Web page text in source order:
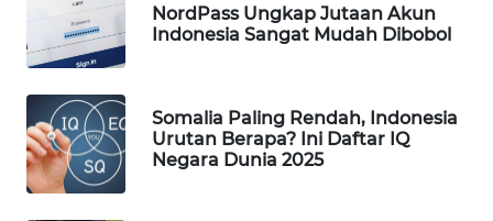
NordPass Ungkap Jutaan Akun
Indonesia Sangat Mudah Dibobol
Somalia Paling Rendah, Indonesia
Urutan Berapa? Ini Daftar IQ
Negara Dunia 2025
WAHANA
DESA
WISATA
LAPAK
WAHANA